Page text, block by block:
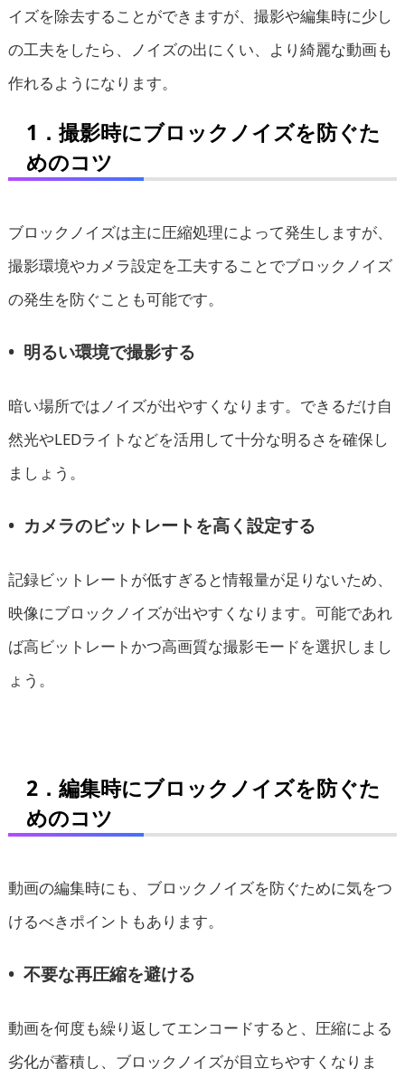
イズを除去することができますが、撮影や編集時に少し
の工夫をしたら、ノイズの出にくい、より綺麗な動画も
作れるようになります。
1．撮影時にブロックノイズを防ぐた
めのコツ
ブロックノイズは主に圧縮処理によって発生しますが、
撮影環境やカメラ設定を工夫することでブロックノイズ
の発生を防ぐことも可能です。
• 明るい環境で撮影する
暗い場所ではノイズが出やすくなります。できるだけ自
然光やLEDライトなどを活用して十分な明るさを確保し
ましょう。
• カメラのビットレートを高く設定する
記録ビットレートが低すぎると情報量が足りないため、
映像にブロックノイズが出やすくなります。可能であれ
ば高ビットレートかつ高画質な撮影モードを選択しまし
ょう。
2．編集時にブロックノイズを防ぐた
めのコツ
動画の編集時にも、ブロックノイズを防ぐために気をつ
けるべきポイントもあります。
• 不要な再圧縮を避ける
動画を何度も繰り返してエンコードすると、圧縮による
劣化が蓄積し、ブロックノイズが目立ちやすくなりま